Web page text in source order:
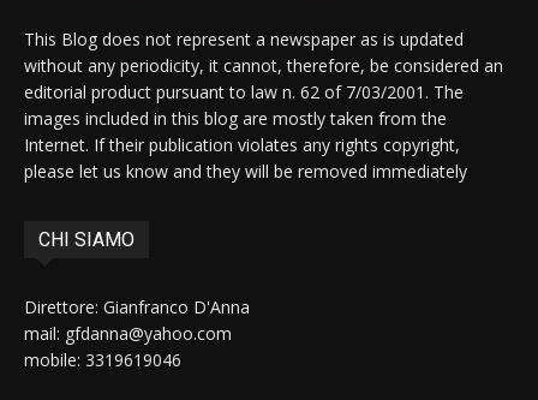
This Blog does not represent a newspaper as is updated
without any periodicity, it cannot, therefore, be considered an
editorial product pursuant to law n. 62 of 7/03/2001. The
images included in this blog are mostly taken from the
Internet. If their publication violates any rights copyright,
please let us know and they will be removed immediately
CHI SIAMO
Direttore: Gianfranco D'Anna
mail: gfdanna@yahoo.com
mobile: 3319619046